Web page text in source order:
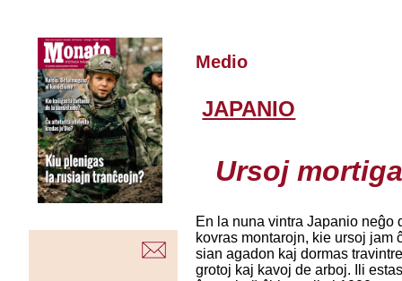
Medio
JAPANIO
Ursoj
En la nuna vintra Japanio neĝo
kovras montarojn, kie ursoj jam
sian agadon kaj dormas
grotoj kaj kavoj de arboj. Ili